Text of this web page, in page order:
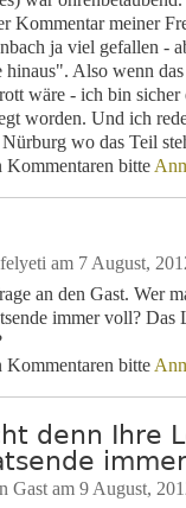
Kommentar meiner
ja viel gefallen -
hinaus". Also wenn
wäre - ich bin sicher
worden. Und ich
wo das Teil
Kommentaren bitte
am 7 August,
an den Gast. Wer
immer voll? Das
Kommentaren bitte
denn Ihre
Gast am 9 August,